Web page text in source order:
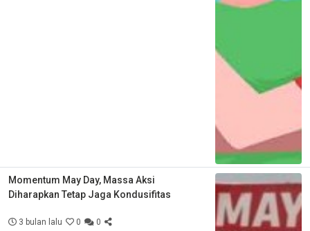
Momentum May Day, Massa Aksi
Diharapkan Tetap Jaga Kondusifitas
3 bulan lalu 0 0